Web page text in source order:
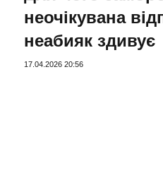
неочікувана
неабияк здивує
17.04.2026 20:56